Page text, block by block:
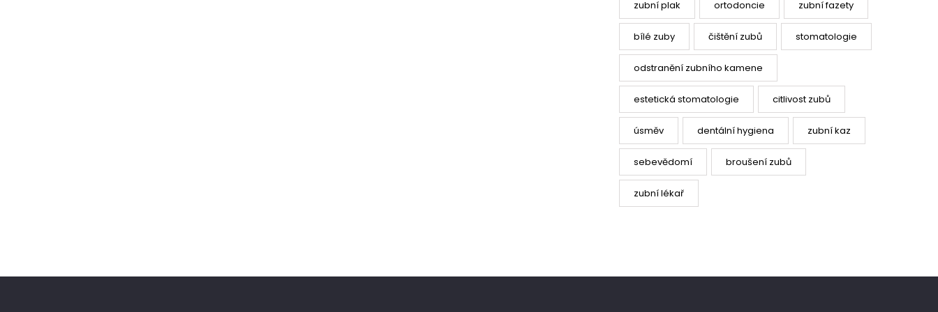
zubní plak ortodoncie zubní fazety
bílé zuby čištění zubů stomatologie
odstranění zubního kamene
estetická stomatologie citlivost zubů
úsměv dentální hygiena zubní kaz
sebevědomí broušení zubů
zubní lékař